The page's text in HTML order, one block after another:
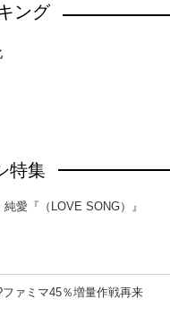
ング
特集
愛『（LOVE SONG）』
ァミマ45％増量作戦再来